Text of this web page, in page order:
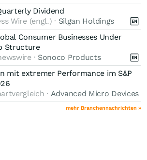
Dividend
Wire (engl.) · Silgan Holdings
Consumer Businesses Under
Structure
· Sonoco Products
mit extremer Performance im S&P
· Advanced Micro Devices
mehr Branchennachrichten »